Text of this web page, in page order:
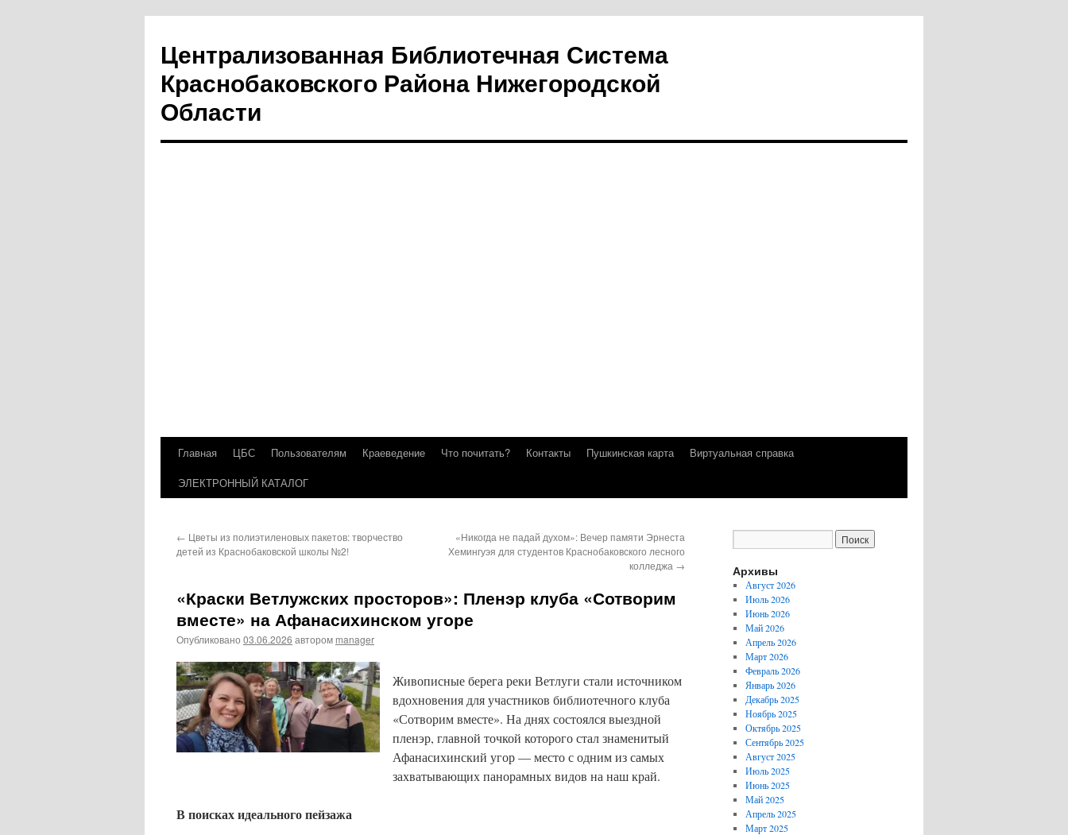
Централизованная Библиотечная Система
Краснобаковского Района Нижегородской
Области
Перейти
Главная ЦБС Пользователям Краеведение Что почитать? Контакты Пушкинская карта
Виртуальная справка
ЭЛЕКТРОННЫЙ КАТАЛОГ
← Цветы из полиэтиленовых пакетов: творчество
детей из Краснобаковской школы №2!
«Никогда не падай духом»: Вечер памяти Эрнеста
Хемингуэя для студентов Краснобаковского лесного
колледжа →
«Краски Ветлужских просторов»: Пленэр клуба «Сотворим
вместе» на Афанасихинском угоре
Опубликовано 03.06.2026 автором manager
Живописные берега реки Ветлуги стали источником
вдохновения для участников библиотечного клуба
«Сотворим вместе». На днях состоялся выездной
пленэр, главной точкой которого стал знаменитый
Афанасихинский угор — место с одним из самых
захватывающих панорамных видов на наш край.
В поисках идеального пейзажа
Архивы
Август 2026
Июль 2026
Июнь 2026
Май 2026
Апрель 2026
Март 2026
Февраль 2026
Январь 2026
Декабрь 2025
Ноябрь 2025
Октябрь 2025
Сентябрь 2025
Август 2025
Июль 2025
Июнь 2025
Май 2025
Апрель 2025
Март 2025